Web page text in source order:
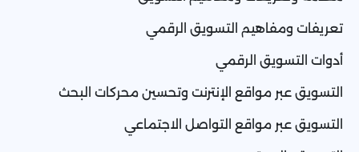
تعريفات ومفاهيم التسويق الرقمي
أدوات التسويق الرقمي
التسويق عبر مواقع الإنترنت وتحسين محركات البحث
التسويق عبر مواقع التواصل الاجتماعي